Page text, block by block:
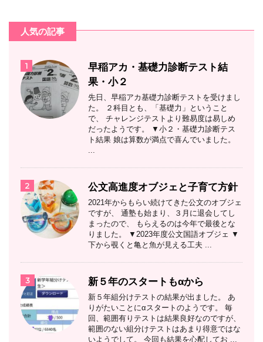
人気の記事
1
早稲アカ・基礎力診断テスト結
果・小２
先日、早稲アカ基礎力診断テストを受けまし
た。 ２科目とも、「基礎力」ということ
で、 チャレンジテストより難易度は易しめ
だったようです。 ▼小２・基礎力診断テス
ト結果 娘は算数が満点で喜んでいました。
...
2 公文高進度オブジェと子育て方針
2021年からもらい続けてきた公文のオブジェ
ですが、 通塾も始まり、３月に退会してし
まったので、 もらえるのは今年で最後とな
りました。 ▼2023年度公文国語オブジェ ▼
下から覗くと亀と魚が見える工夫 ...
3 新５年のスタートもαから
新５年組分けテストの結果が出ました。 あ
りがたいことにαスタートのようです。 毎
回、範囲有りテストは結果良好なのですが、
範囲のない組分けテストはあまり得意ではな
いようでして。 今回も結果を心配してお ...